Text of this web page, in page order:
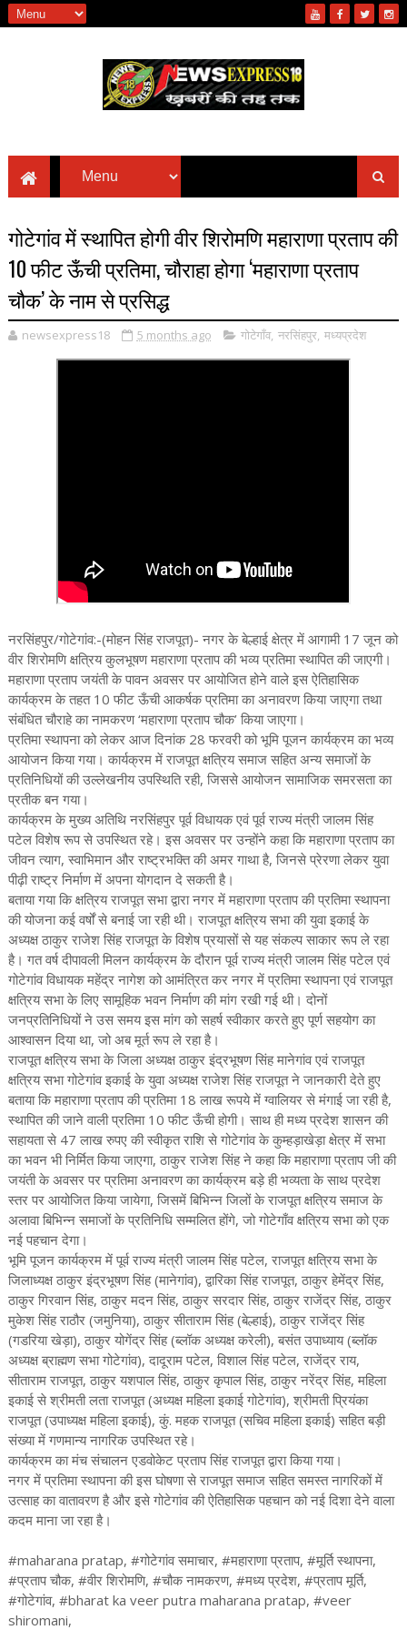
गोटेगांव में स्थापित होगी वीर शिरोमणि महाराणा प्रताप की
10 फीट ऊँची प्रतिमा, चौराहा होगा ‘महाराणा प्रताप
चौक’ के नाम से प्रसिद्ध
newsexpress18 5 months ago गोटेगाँव, नरसिंहपुर, मध्यप्रदेश
नरसिंहपुर/गोटेगांव:-(मोहन सिंह राजपूत)- नगर के बेल्हाई क्षेत्र में आगामी 17 जून को
वीर शिरोमणि क्षत्रिय कुलभूषण महाराणा प्रताप की भव्य प्रतिमा स्थापित की जाएगी।
महाराणा प्रताप जयंती के पावन अवसर पर आयोजित होने वाले इस ऐतिहासिक
कार्यक्रम के तहत 10 फीट ऊँची आकर्षक प्रतिमा का अनावरण किया जाएगा तथा
संबंधित चौराहे का नामकरण ‘महाराणा प्रताप चौक’ किया जाएगा।
प्रतिमा स्थापना को लेकर आज दिनांक 28 फरवरी को भूमि पूजन कार्यक्रम का भव्य
आयोजन किया गया। कार्यक्रम में राजपूत क्षत्रिय समाज सहित अन्य समाजों के
प्रतिनिधियों की उल्लेखनीय उपस्थिति रही, जिससे आयोजन सामाजिक समरसता का
प्रतीक बन गया।
कार्यक्रम के मुख्य अतिथि नरसिंहपुर पूर्व विधायक एवं पूर्व राज्य मंत्री जालम सिंह
पटेल विशेष रूप से उपस्थित रहे। इस अवसर पर उन्होंने कहा कि महाराणा प्रताप का
जीवन त्याग, स्वाभिमान और राष्ट्रभक्ति की अमर गाथा है, जिनसे प्रेरणा लेकर युवा
पीढ़ी राष्ट्र निर्माण में अपना योगदान दे सकती है।
बताया गया कि क्षत्रिय राजपूत सभा द्वारा नगर में महाराणा प्रताप की प्रतिमा स्थापना
की योजना कई वर्षों से बनाई जा रही थी। राजपूत क्षत्रिय सभा की युवा इकाई के
अध्यक्ष ठाकुर राजेश सिंह राजपूत के विशेष प्रयासों से यह संकल्प साकार रूप ले रहा
है। गत वर्ष दीपावली मिलन कार्यक्रम के दौरान पूर्व राज्य मंत्री जालम सिंह पटेल एवं
गोटेगांव विधायक महेंद्र नागेश को आमंत्रित कर नगर में प्रतिमा स्थापना एवं राजपूत
क्षत्रिय सभा के लिए सामूहिक भवन निर्माण की मांग रखी गई थी। दोनों
जनप्रतिनिधियों ने उस समय इस मांग को सहर्ष स्वीकार करते हुए पूर्ण सहयोग का
आश्वासन दिया था, जो अब मूर्त रूप ले रहा है।
राजपूत क्षत्रिय सभा के जिला अध्यक्ष ठाकुर इंद्रभूषण सिंह मानेगांव एवं राजपूत
क्षत्रिय सभा गोटेगांव इकाई के युवा अध्यक्ष राजेश सिंह राजपूत ने जानकारी देते हुए
बताया कि महाराणा प्रताप की प्रतिमा 18 लाख रूपये में ग्वालियर से मंगाई जा रही है,
स्थापित की जाने वाली प्रतिमा 10 फीट ऊँची होगी। साथ ही मध्य प्रदेश शासन की
सहायता से 47 लाख रुपए की स्वीकृत राशि से गोटेगांव के कुम्हड़ाखेड़ा क्षेत्र में सभा
का भवन भी निर्मित किया जाएगा, ठाकुर राजेश सिंह ने कहा कि महाराणा प्रताप जी की
जयंती के अवसर पर प्रतिमा अनावरण का कार्यक्रम बड़े ही भव्यता के साथ प्रदेश
स्तर पर आयोजित किया जायेगा, जिसमें बिभिन्न जिलों के राजपूत क्षत्रिय समाज के
अलावा बिभिन्न समाजों के प्रतिनिधि सम्मलित होंगे, जो गोटेगाँव क्षत्रिय सभा को एक
नई पहचान देगा।
भूमि पूजन कार्यक्रम में पूर्व राज्य मंत्री जालम सिंह पटेल, राजपूत क्षत्रिय सभा के
जिलाध्यक्ष ठाकुर इंद्रभूषण सिंह (मानेगांव), द्वारिका सिंह राजपूत, ठाकुर हेमेंद्र सिंह,
ठाकुर गिरवान सिंह, ठाकुर मदन सिंह, ठाकुर सरदार सिंह, ठाकुर राजेंद्र सिंह, ठाकुर
मुकेश सिंह राठौर (जमुनिया), ठाकुर सीताराम सिंह (बेल्हाई), ठाकुर राजेंद्र सिंह
(गडरिया खेड़ा), ठाकुर योगेंद्र सिंह (ब्लॉक अध्यक्ष करेली), बसंत उपाध्याय (ब्लॉक
अध्यक्ष ब्राह्मण सभा गोटेगांव), दादूराम पटेल, विशाल सिंह पटेल, राजेंद्र राय,
सीताराम राजपूत, ठाकुर यशपाल सिंह, ठाकुर कृपाल सिंह, ठाकुर नरेंद्र सिंह, महिला
इकाई से श्रीमती लता राजपूत (अध्यक्ष महिला इकाई गोटेगांव), श्रीमती प्रियंका
राजपूत (उपाध्यक्ष महिला इकाई), कुं. महक राजपूत (सचिव महिला इकाई) सहित बड़ी
संख्या में गणमान्य नागरिक उपस्थित रहे।
कार्यक्रम का मंच संचालन एडवोकेट प्रताप सिंह राजपूत द्वारा किया गया।
नगर में प्रतिमा स्थापना की इस घोषणा से राजपूत समाज सहित समस्त नागरिकों में
उत्साह का वातावरण है और इसे गोटेगांव की ऐतिहासिक पहचान को नई दिशा देने वाला
कदम माना जा रहा है।
#maharana pratap, #गोटेगांव समाचार, #महाराणा प्रताप, #मूर्ति स्थापना,
#प्रताप चौक, #वीर शिरोमणि, #चौक नामकरण, #मध्य प्रदेश, #प्रताप मूर्ति,
#गोटेगांव, #bharat ka veer putra maharana pratap, #veer
shiromani,